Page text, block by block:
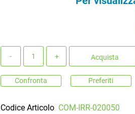
Acquista
Confronta Preferiti
Codice Articolo COM-IRR-020050